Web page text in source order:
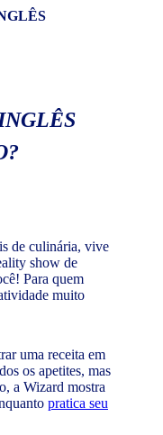
de culinária, vive
show de
Para quem
muito
uma receita em
os apetites, mas
a Wizard mostra
pratica seu